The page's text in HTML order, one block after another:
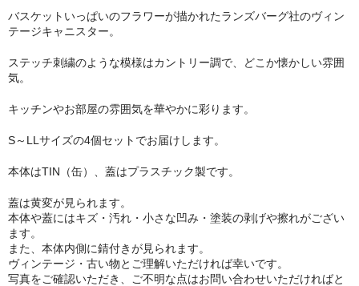
ヴィンテージディズニー
ヴィンテージ雑貨
バスケットいっぱいのフラワーが描かれたランズバーグ社のヴィン
テージキャニスター。
ステッチ刺繍のような模様はカントリー調で、どこか懐かしい雰囲
気。
キッチンやお部屋の雰囲気を華やかに彩ります。
S～LLサイズの4個セットでお届けします。
本体はTIN（缶）、蓋はプラスチック製です。
蓋は黄変が見られます。
本体や蓋にはキズ・汚れ・小さな凹み・塗装の剥げや擦れがござい
ます。
また、本体内側に錆付きが見られます。
ヴィンテージ・古い物とご理解いただければ幸いです。
写真をご確認いただき、ご不明な点はお問い合わせいただければと